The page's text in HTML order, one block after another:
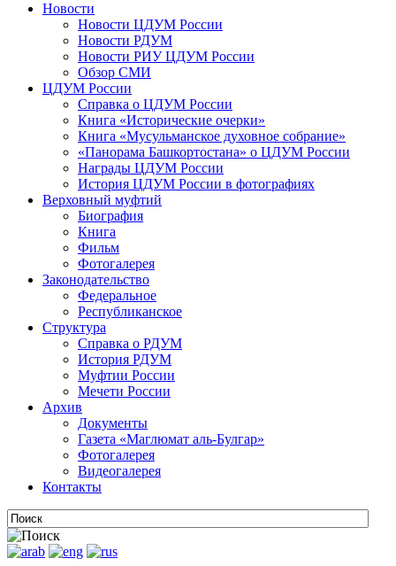
Новости
Новости ЦДУМ России
Новости РДУМ
Новости РИУ ЦДУМ России
Обзор СМИ
ЦДУМ России
Справка о ЦДУМ России
Книга «Исторические очерки»
Книга «Мусульманское духовное собрание»
«Панорама Башкортостана» о ЦДУМ России
Награды ЦДУМ России
История ЦДУМ России в фотографиях
Верховный муфтий
Биография
Книга
Фильм
Фотогалерея
Законодательство
Федеральное
Республиканское
Структура
Справка о РДУМ
История РДУМ
Муфтии России
Мечети России
Архив
Документы
Газета «Маглюмат аль-Булгар»
Фотогалерея
Видеогалерея
Контакты